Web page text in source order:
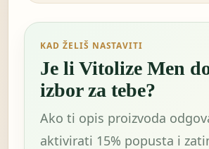
KAD ŽELIŠ NASTAVITI
Je li Vitolize Men
izbor za tebe?
Ako ti opis proizvoda
aktivirati 15% popusta i